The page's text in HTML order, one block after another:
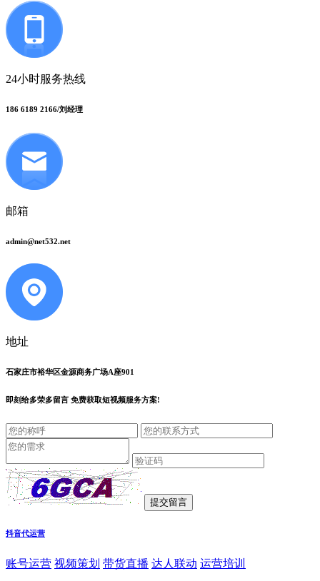
24小时服务热线
186 6189 2166/刘经理
邮箱
admin@net532.net
地址
石家庄市裕华区金源商务广场A座901
即刻给多荣多留言 免费获取短视频服务方案!
抖音代运营
账号运营 视频策划 带货直播 达人联动 运营培训